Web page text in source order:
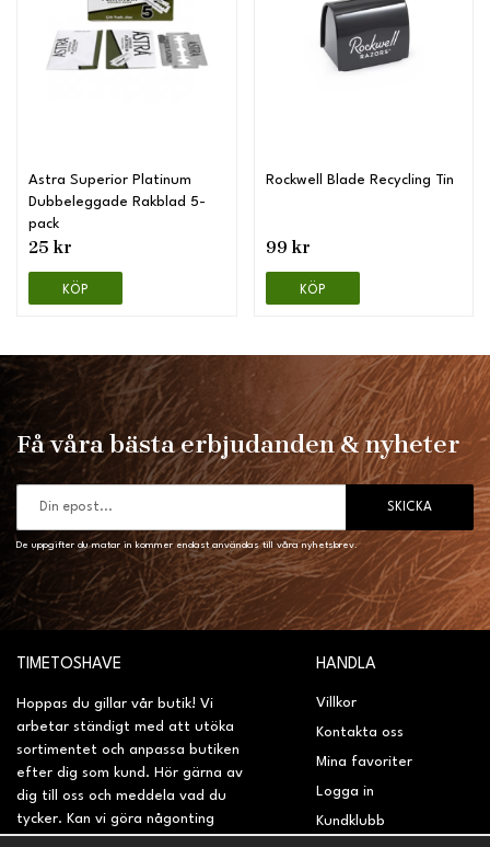
Astra Superior Platinum
Dubbeleggade Rakblad 5-
pack
25 kr
KÖP
Rockwell Blade Recycling Tin
99 kr
KÖP
Få våra bästa erbjudanden & nyheter
SKICKA
De uppgifter du matar in kommer endast användas till våra nyhetsbrev.
TIMETOSHAVE
Hoppas du gillar vår butik! Vi
arbetar ständigt med att utöka
sortimentet och anpassa butiken
efter dig som kund. Hör gärna av
dig till oss och meddela vad du
tycker. Kan vi göra någonting
HANDLA
Villkor
Kontakta oss
Mina favoriter
Logga in
Kundklubb